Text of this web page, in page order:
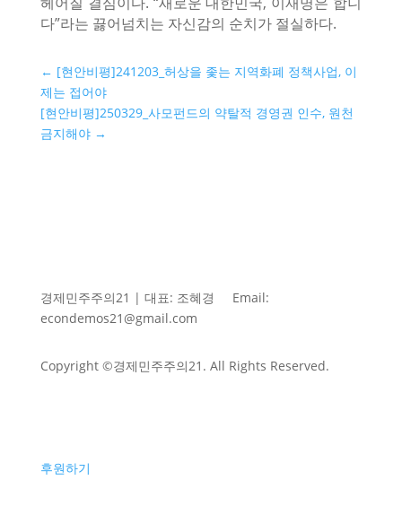
다”라는 끓어넘치는 자신감의 순치가 절실하다.
← [현안비평]241203_허상을 좇는 지역화폐 정책사업, 이
제는 접어야
[현안비평]250329_사모펀드의 약탈적 경영권 인수, 원천
금지해야→
경제민주주의21 | 대표: 조혜경 Email:
econdemos21@gmail.com
Copyright ©경제민주주의21. All Rights Reserved.
후원하기